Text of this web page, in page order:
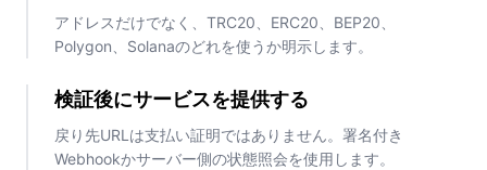
アドレスだけでなく、TRC20、ERC20、BEP20、
Polygon、Solanaのどれを使うか明示します。
検証後にサービスを提供する
戻り先URLは支払い証明ではありません。署名付き
Webhookかサーバー側の状態照会を使用します。